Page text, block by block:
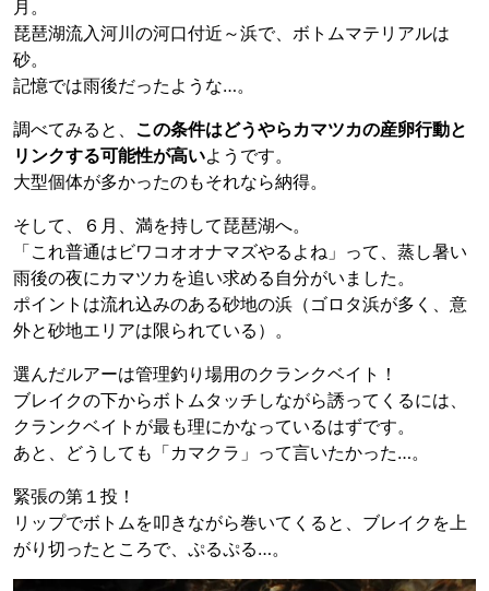
月。
琵琶湖流入河川の河口付近～浜で、ボトムマテリアルは
砂。
記憶では雨後だったような…。
調べてみると、 この条件はどうやらカマツカの産卵行動と
リンクする可能性が高いようです。
大型個体が多かったのもそれなら納得。
そして、６月、満を持して琵琶湖へ。
「これ普通はビワコオオナマズやるよね」って、蒸し暑い
雨後の夜にカマツカを追い求める自分がいました。
ポイントは流れ込みのある砂地の浜（ゴロタ浜が多く、意
外と砂地エリアは限られている）。
選んだルアーは管理釣り場用のクランクベイト！
ブレイクの下からボトムタッチしながら誘ってくるには、
クランクベイトが最も理にかなっているはずです。
あと、どうしても「カマクラ」って言いたかった…。
緊張の第１投！
リップでボトムを叩きながら巻いてくると、ブレイクを上
がり切ったところで、ぷるぷる…。